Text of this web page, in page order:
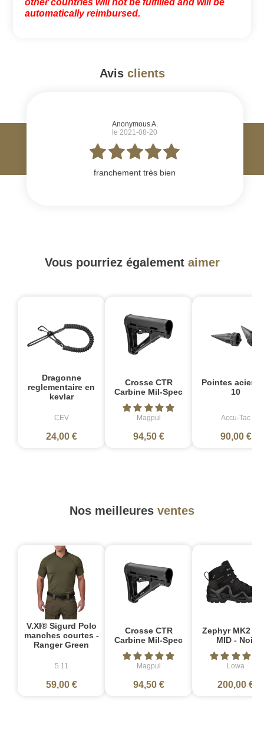
automatically reimbursed.
Avis clients
Anonymous A.
le 2021-08-20
franchement très bien
Vous pourriez également aimer
Dragonne
reglementaire en
kevlar
CEV
24,00 €
Crosse CTR
Carbine Mil-Spec
Magpul
94,50 €
Pointes acier
10
Accu-Tac
90,00 €
Nos meilleures ventes
V.XI® Sigurd Polo
manches courtes -
Ranger Green
5.11
59,00 €
Crosse CTR
Carbine Mil-Spec
Magpul
94,50 €
Zephyr MK2
MID - Noir
Lowa
200,00 €